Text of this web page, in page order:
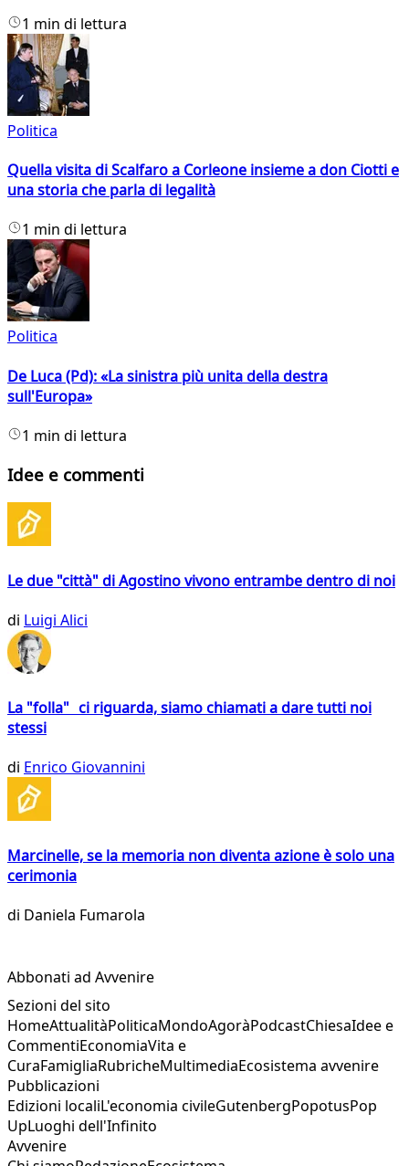
1 min di lettura
Politica
Quella visita di Scalfaro a Corleone insieme a don Ciotti e
una storia che parla di legalità
1 min di lettura
Politica
De Luca (Pd): «La sinistra più unita della destra
sull'Europa»
1 min di lettura
Idee e commenti
Le due "città" di Agostino vivono entrambe dentro di noi
di Luigi Alici
La "folla" ci riguarda, siamo chiamati a dare tutti noi
stessi
di Enrico Giovannini
Marcinelle, se la memoria non diventa azione è solo una
cerimonia
di Daniela Fumarola
Abbonati ad Avvenire
Sezioni del sito
HomeAttualitàPoliticaMondoAgoràPodcastChiesaIdee e
CommentiEconomiaVita e
CuraFamigliaRubricheMultimediaEcosistema avvenire
Pubblicazioni
Edizioni localiL'economia civileGutenbergPopotusPop
UpLuoghi dell'Infinito
Avvenire